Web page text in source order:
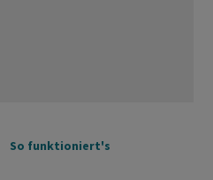
So funktioniert's